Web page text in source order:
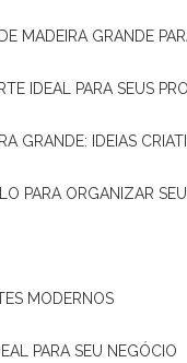
DE MADEIRA GRANDE
IDEAL PARA SEUS
GRANDE: IDEIAS
PARA ORGANIZAR
MODERNOS
PARA SEU NEGÓCIO